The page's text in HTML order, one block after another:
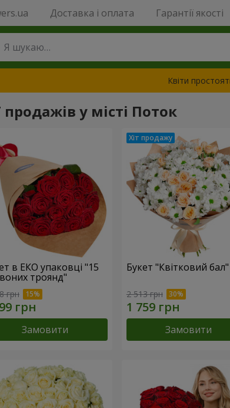
Доставка і оплата Гарантії якості
Квіти
продажів у місті Поток
в ЕКО упаковці "15
троянд"
грн
Замовити
Букет "Квітковий бал"
2 513 грн
Замовити